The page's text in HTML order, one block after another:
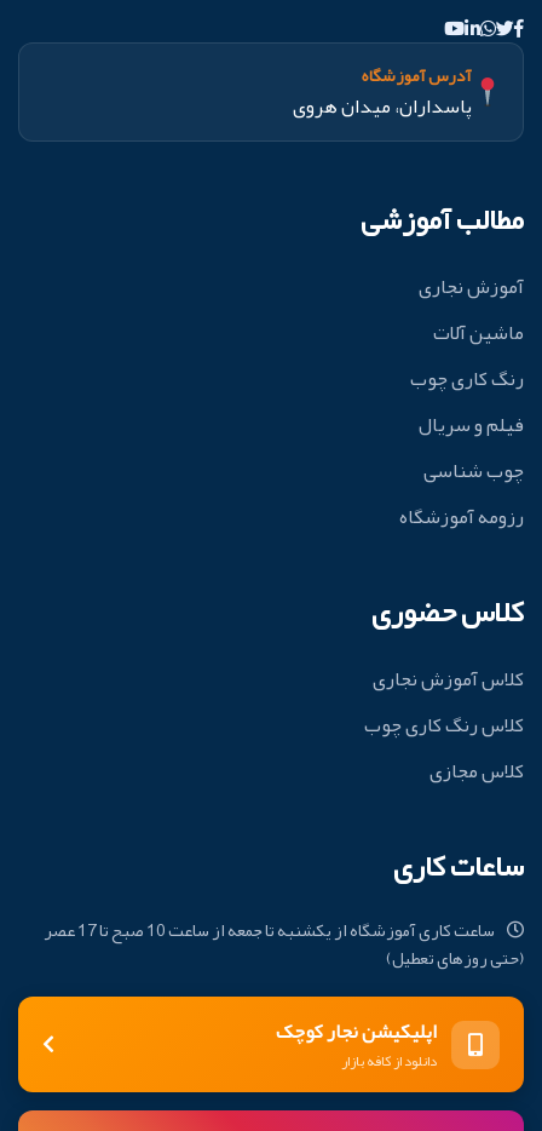
آدرس آموزشگاه
پاسداران، میدان هروی
مطالب آموزشی
آموزش نجاری
ماشین آلات
رنگ کاری چوب
فیلم و سریال
چوب شناسی
رزومه آموزشگاه
کلاس حضوری
کلاس آموزش نجاری
کلاس رنگ کاری چوب
کلاس مجازی
ساعات کاری
ساعت کاری آموزشگاه از یکشنبه تا جمعه از ساعت 10 صبح تا 17 عصر
(حتی روزهای تعطیل)
اپلیکیشن نجار کوچک
دانلود از کافه بازار